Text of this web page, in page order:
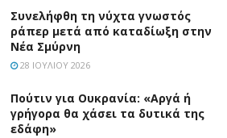
Συνελήφθη τη νύχτα γνωστός
ράπερ μετά από καταδίωξη στην
Νέα Σμύρνη
28 ΙΟΥΛΊΟΥ 2026
Πούτιν για Ουκρανία: «Αργά ή
γρήγορα θα χάσει τα δυτικά της
εδάφη»